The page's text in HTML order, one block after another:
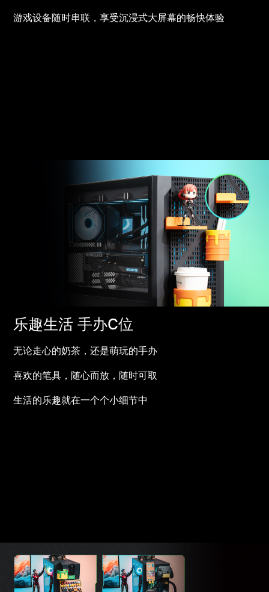
游戏设备随时串联，享受沉浸式大屏幕的畅快体验
乐趣生活 手办C位
无论走心的奶茶，还是萌玩的手办
喜欢的笔具，随心而放，随时可取
生活的乐趣就在一个个小细节中